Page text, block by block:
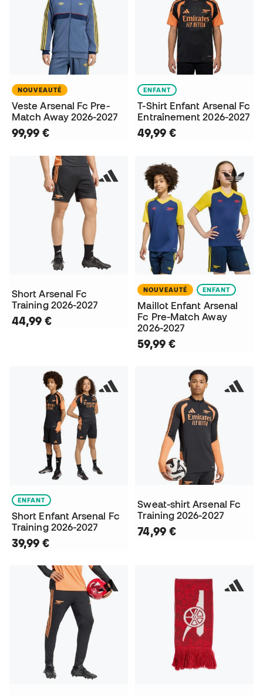
NOUVEAUTÉ
Veste Arsenal Fc Pre-
Match Away 2026-2027
99,99 €
ENFANT
T-Shirt Enfant Arsenal Fc
Entraînement 2026-2027
49,99 €
Short Arsenal Fc
Training 2026-2027
44,99 €
NOUVEAUTÉ ENFANT
Maillot Enfant Arsenal
Fc Pre-Match Away
2026-2027
59,99 €
ENFANT
Short Enfant Arsenal Fc
Training 2026-2027
39,99 €
Sweat-shirt Arsenal Fc
Training 2026-2027
74,99 €